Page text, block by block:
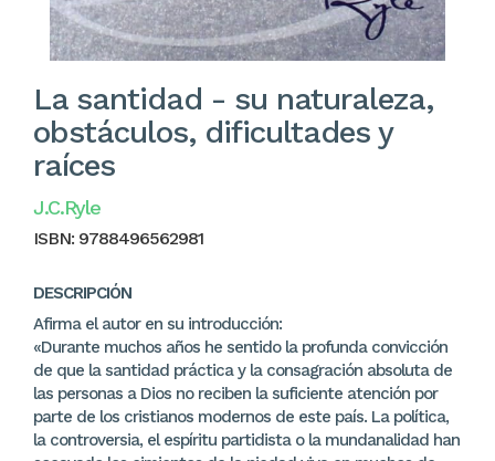
La santidad - su naturaleza,
obstáculos, dificultades y
raíces
J.C.Ryle
ISBN: 9788496562981
DESCRIPCIÓN
Afirma el autor en su introducción:
«Durante muchos años he sentido la profunda convicción
de que la santidad práctica y la consagración absoluta de
las personas a Dios no reciben la suficiente atención por
parte de los cristianos modernos de este país. La política,
la controversia, el espíritu partidista o la mundanalidad han